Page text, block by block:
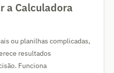
a Calculadora
ou planilhas complicadas,
resultados
Funciona